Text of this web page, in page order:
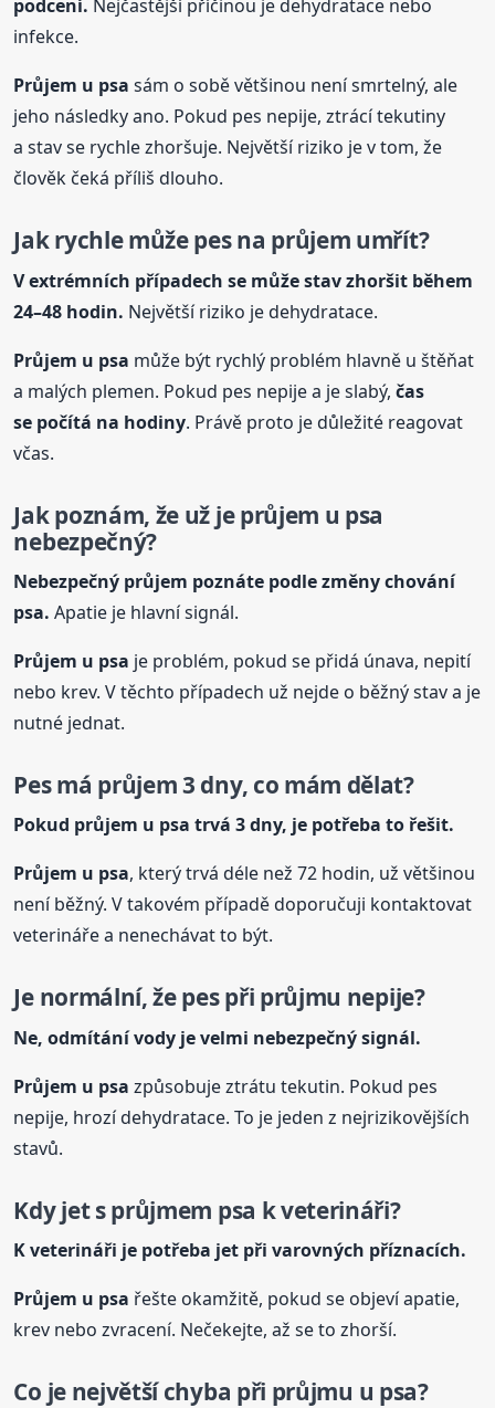
podcení. Nejčastější příčinou je dehydratace nebo
infekce.
Průjem u psa sám o sobě většinou není smrtelný, ale
jeho následky ano. Pokud pes nepije, ztrácí tekutiny
a stav se rychle zhoršuje. Největší riziko je v tom, že
člověk čeká příliš dlouho.
Jak rychle může pes na průjem umřít?
V extrémních případech se může stav zhoršit během
24–48 hodin. Největší riziko je dehydratace.
Průjem u psa může být rychlý problém hlavně u štěňat
a malých plemen. Pokud pes nepije a je slabý,čas
se počítá na hodiny. Právě proto je důležité reagovat
včas.
Jak poznám, že už je průjem u psa
nebezpečný?
Nebezpečný průjem poznáte podle změny chování
psa. Apatie je hlavní signál.
Průjem u psa je problém, pokud se přidá únava, nepití
nebo krev. V těchto případech už nejde o běžný stav a je
nutné jednat.
Pes má průjem 3 dny, co mám dělat?
Pokud průjem u psa trvá 3 dny, je potřeba to řešit.
Průjem u psa, který trvá déle než 72 hodin, už většinou
není běžný. V takovém případě doporučuji kontaktovat
veterináře a nenechávat to být.
Je normální, že pes při průjmu nepije?
Ne, odmítání vody je velmi nebezpečný signál.
Průjem u psa způsobuje ztrátu tekutin. Pokud pes
nepije, hrozí dehydratace. To je jeden z nejrizikovějších
stavů.
Kdy jet s průjmem psa k veterináři?
K veterináři je potřeba jet při varovných příznacích.
Průjem u psa řešte okamžitě, pokud se objeví apatie,
krev nebo zvracení. Nečekejte, až se to zhorší.
Co je největší chyba při průjmu u psa?